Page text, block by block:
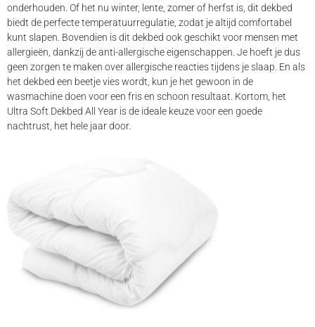
onderhouden. Of het nu winter, lente, zomer of herfst is, dit dekbed
biedt de perfecte temperatuurregulatie, zodat je altijd comfortabel
kunt slapen. Bovendien is dit dekbed ook geschikt voor mensen met
allergieën, dankzij de anti-allergische eigenschappen. Je hoeft je dus
geen zorgen te maken over allergische reacties tijdens je slaap. En als
het dekbed een beetje vies wordt, kun je het gewoon in de
wasmachine doen voor een fris en schoon resultaat. Kortom, het
Ultra Soft Dekbed All Year is de ideale keuze voor een goede
nachtrust, het hele jaar door.